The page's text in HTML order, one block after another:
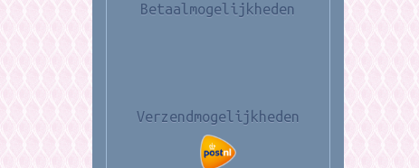
Betaalmogelijkheden
Verzendmogelijkheden